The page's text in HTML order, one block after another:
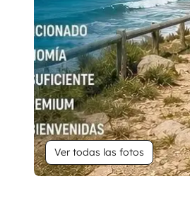
Ver todas las fotos